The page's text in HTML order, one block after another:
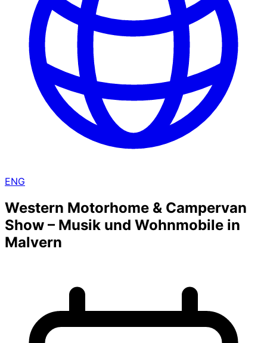
ENG
Western Motorhome & Campervan
Show – Musik und Wohnmobile in
Malvern